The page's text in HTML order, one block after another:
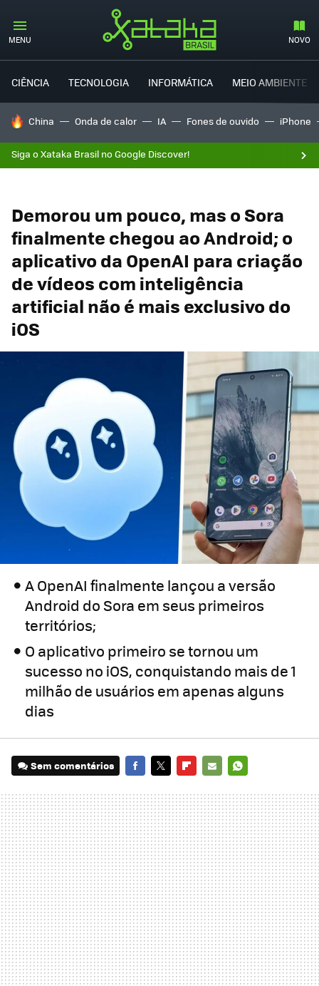
MENU NOVO
CIÊNCIA TECNOLOGIA INFORMÁTICA MEIO AMBIENTE
TENDÊNCIAS DO DIA
China Onda de calor IA Fones de ouvido iPhone
Siga o Xataka Brasil no Google Discover!
Demorou um pouco, mas o Sora
finalmente chegou ao Android; o
aplicativo da OpenAI para criação
de vídeos com inteligência
artificial não é mais exclusivo do
iOS
A OpenAI finalmente lançou a versão
Android do Sora em seus primeiros
territórios;
O aplicativo primeiro se tornou um
sucesso no iOS, conquistando mais de 1
milhão de usuários em apenas alguns
dias
Sem comentários
MAIL